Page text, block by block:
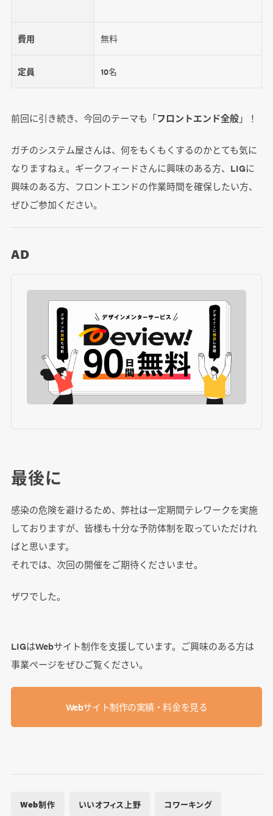
費用 無料
定員 10名
前回に引き続き、今回のテーマも「フロントエンド全般」！
ガチのシステム屋さんは、何をもくもくするのかとても気に
なりますねぇ。ギークフィードさんに興味のある方、LIGに
興味のある方、フロントエンドの作業時間を確保したい方、
ぜひご参加ください。
AD
最後に
感染の危険を避けるため、弊社は一定期間テレワークを実施
しておりますが、皆様も十分な予防体制を取っていただけれ
ばと思います。
それでは、次回の開催をご期待くださいませ。
ザワでした。
LIGはWebサイト制作を支援しています。ご興味のある方は
事業ぺージをぜひご覧ください。
Webサイト制作の実績・料金を見る
Web制作 いいオフィス上野 コワーキング